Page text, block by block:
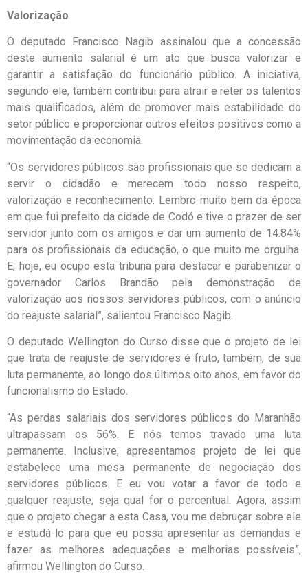
Valorização
O deputado Francisco Nagib assinalou que a concessão
deste aumento salarial é um ato que busca valorizar e
garantir a satisfação do funcionário público. A iniciativa,
segundo ele, também contribui para atrair e reter os talentos
mais qualificados, além de promover mais estabilidade do
setor público e proporcionar outros efeitos positivos como a
movimentação da economia.
“Os servidores públicos são profissionais que se dedicam a
servir o cidadão e merecem todo nosso respeito,
valorização e reconhecimento. Lembro muito bem da época
em que fui prefeito da cidade de Codó e tive o prazer de ser
servidor junto com os amigos e dar um aumento de 14.84%
para os profissionais da educação, o que muito me orgulha.
E, hoje, eu ocupo esta tribuna para destacar e parabenizar o
governador Carlos Brandão pela demonstração de
valorização aos nossos servidores públicos, com o anúncio
do reajuste salarial”, salientou Francisco Nagib.
O deputado Wellington do Curso disse que o projeto de lei
que trata de reajuste de servidores é fruto, também, de sua
luta permanente, ao longo dos últimos oito anos, em favor do
funcionalismo do Estado.
“As perdas salariais dos servidores públicos do Maranhão
ultrapassam os 56%. E nós temos travado uma luta
permanente. Inclusive, apresentamos projeto de lei que
estabelece uma mesa permanente de negociação dos
servidores públicos. E eu vou votar a favor de todo e
qualquer reajuste, seja qual for o percentual. Agora, assim
que o projeto chegar a esta Casa, vou me debruçar sobre ele
e estudá-lo para que eu possa apresentar as demandas e
fazer as melhores adequações e melhorias possíveis”,
afirmou Wellington do Curso.